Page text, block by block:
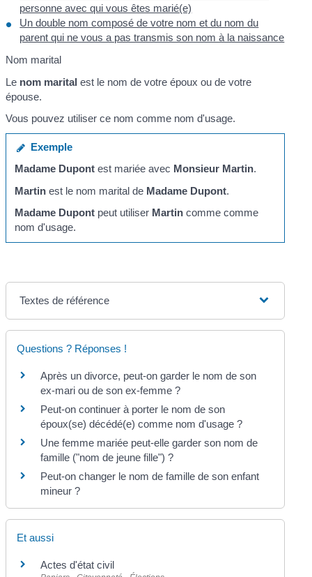
personne avec qui vous êtes marié(e)
Un double nom composé de votre nom et du nom du
parent qui ne vous a pas transmis son nom à la naissance
Nom marital
Le nom marital est le nom de votre époux ou de votre
épouse.
Vous pouvez utiliser ce nom comme nom d'usage.
Exemple
Madame Dupontest mariée avec Monsieur Martin.
Martinest le nom marital de Madame Dupont.
Madame Dupontpeut utiliser Martincomme comme
nom d'usage.
Textes de référence
Questions ? Réponses !
Après un divorce, peut-on garder le nom de son
ex-mari ou de son ex-femme ?
Peut-on continuer à porter le nom de son
époux(se) décédé(e) comme nom d'usage ?
Une femme mariée peut-elle garder son nom de
famille ("nom de jeune fille") ?
Peut-on changer le nom de famille de son enfant
mineur ?
Et aussi
Actes d'état civil